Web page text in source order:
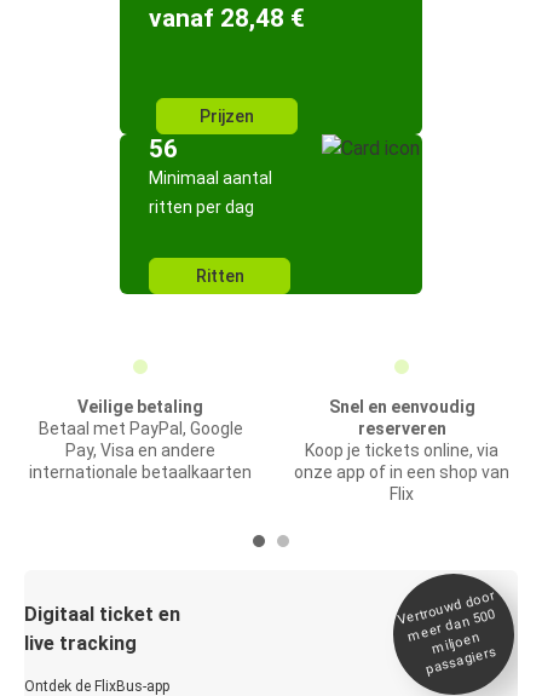
vanaf 28,48 €
Prijzen
56
Minimaal aantal
ritten per dag
Ritten
Veilige betaling
Betaal met PayPal, Google
Pay, Visa en andere
internationale betaalkaarten
Snel en eenvoudig
reserveren
Koop je tickets online, via
onze app of in een shop van
Flix
Digitaal ticket en
live tracking
Ontdek de FlixBus-app
Vertrou
wd door
meer dan 500
miljoen
passagiers